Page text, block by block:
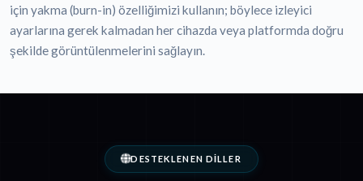
için yakma (burn-in) özelliğimizi kullanın; böylece izleyici
ayarlarına gerek kalmadan her cihazda veya platformda doğru
şekilde görüntülenmelerini sağlayın.
DESTEKLENEN DILLER